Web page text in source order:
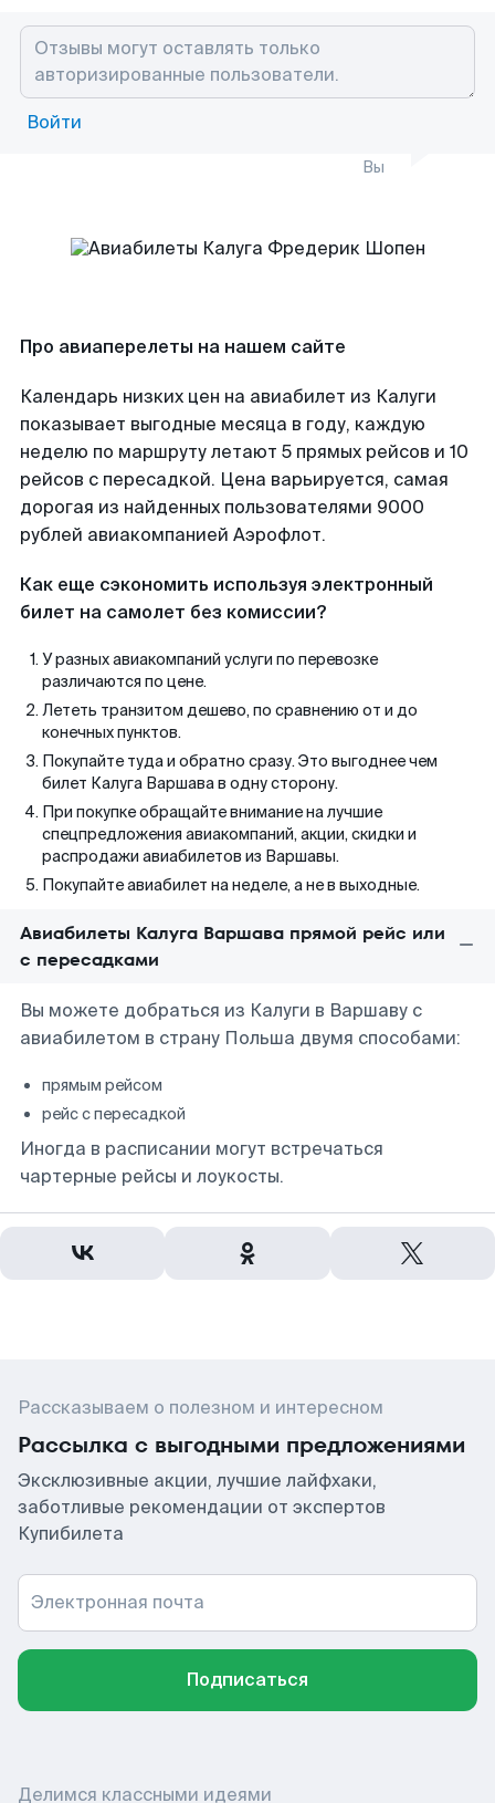
Войти
Вы
Про авиаперелеты на нашем сайте
Календарь низких цен на авиабилет из Калуги
показывает выгодные месяца в году, каждую
неделю по маршруту летают 5 прямых рейсов и 10
рейсов с пересадкой. Цена варьируется, самая
дорогая из найденных пользователями 9000
рублей авиакомпанией Аэрофлот.
Как еще сэкономить используя электронный
билет на самолет без комиссии?
У разных авиакомпаний услуги по перевозке
различаются по цене.
Лететь транзитом дешево, по сравнению от и до
конечных пунктов.
Покупайте туда и обратно сразу. Это выгоднее чем
билет Калуга Варшава в одну сторону.
При покупке обращайте внимание на лучшие
спецпредложения авиакомпаний, акции, скидки и
распродажи авиабилетов из Варшавы.
Покупайте авиабилет на неделе, а не в выходные.
Авиабилеты Калуга Варшава прямой рейс или
с пересадками
Вы можете добраться из Калуги в Варшаву с
авиабилетом в страну Польша двумя способами:
прямым рейсом
рейс с пересадкой
Иногда в расписании могут встречаться
чартерные рейсы и лоукосты.
Рассказываем о полезном и интересном
Рассылка с выгодными предложениями
Эксклюзивные акции, лучшие лайфхаки,
заботливые рекомендации от экспертов
Купибилета
Электронная почта
Подписаться
Делимся классными идеями